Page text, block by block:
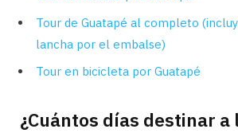
Tour de Guatapé al completo
lancha por el embalse)
Tour en bicicleta por Guatapé
¿Cuántos días destinar a